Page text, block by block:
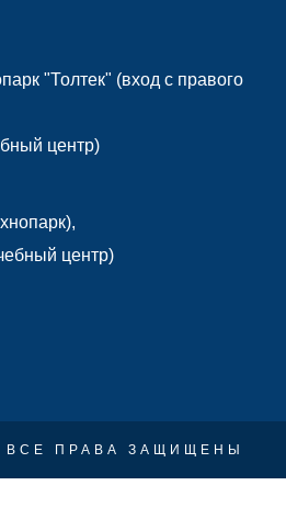
"Толтек" (вход с правого
центр)
центр)
ВСЕ ПРАВА ЗАЩИЩЕНЫ